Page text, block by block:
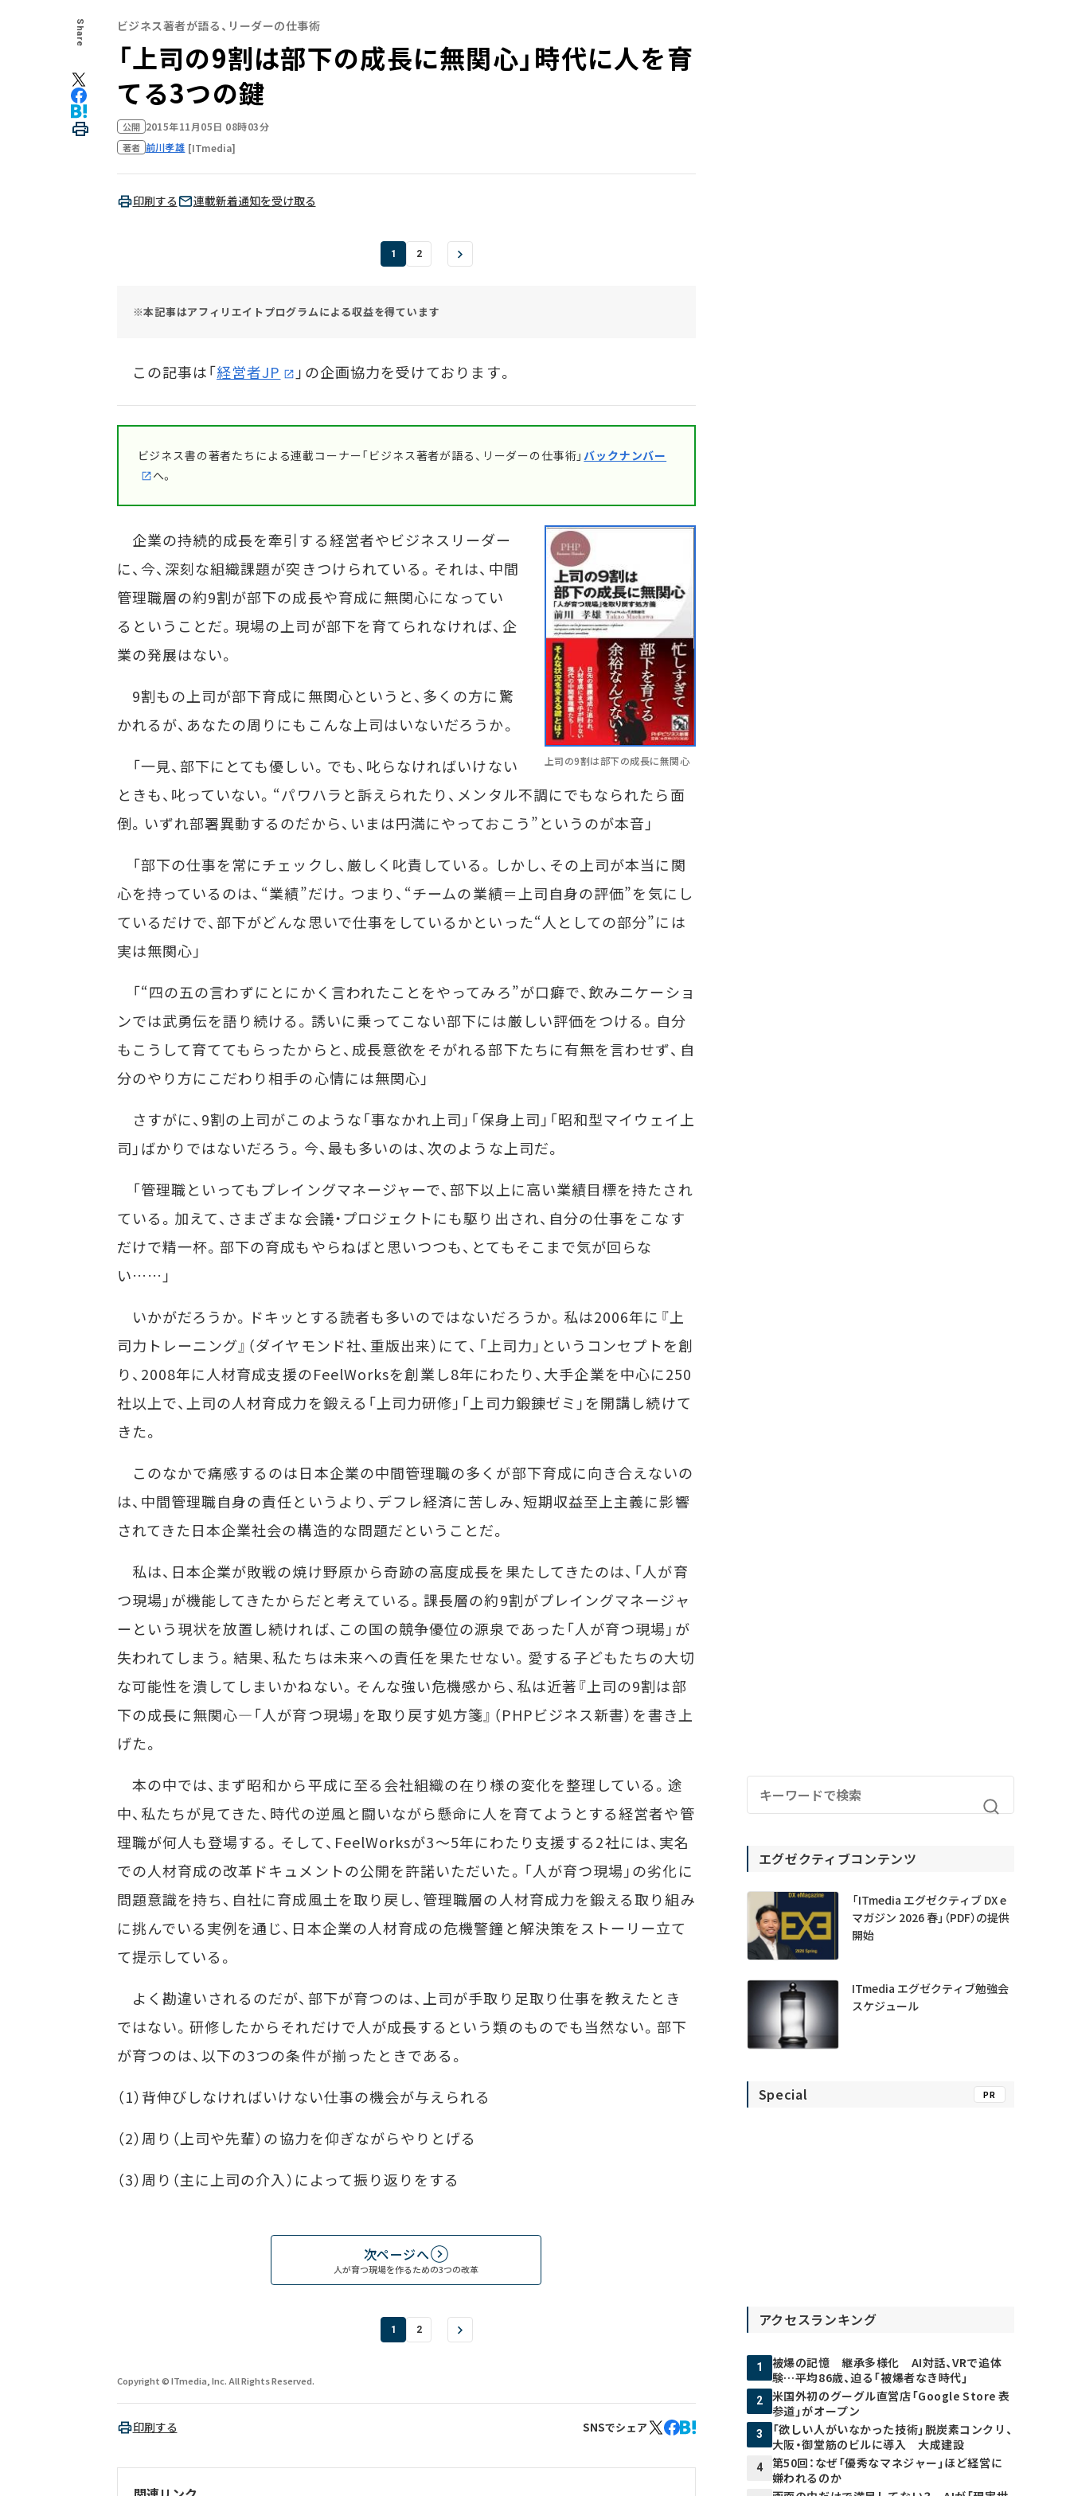
Share ビジネス著者が語る、リーダーの仕事術
「上司の9割は部下の成長に無関心」時代に人を育
てる3つの鍵
公開 2015年11月05日 08時03分
著者 前川孝雄 [ITmedia]
印刷する 連載新着通知を受け取る
1 2
※本記事はアフィリエイトプログラムによる収益を得ています
この記事は「経営者JP 」の企画協力を受けております。
ビジネス書の著者たちによる連載コーナー「ビジネス著者が語る、リーダーの仕事術」バックナンバー
へ。
上司の9割は部下の成長に無関心
企業の持続的成長を牽引する経営者やビジネスリーダー
に、今、深刻な組織課題が突きつけられている。それは、中間
管理職層の約9割が部下の成長や育成に無関心になってい
るということだ。現場の上司が部下を育てられなければ、企
業の発展はない。
9割もの上司が部下育成に無関心というと、多くの方に驚
かれるが、あなたの周りにもこんな上司はいないだろうか。
「一見、部下にとても優しい。でも、叱らなければいけない
ときも、叱っていない。“パワハラと訴えられたり、メンタル不調にでもなられたら面
倒。いずれ部署異動するのだから、いまは円満にやっておこう”というのが本音」
「部下の仕事を常にチェックし、厳しく叱責している。しかし、その上司が本当に関
心を持っているのは、“業績”だけ。つまり、“チームの業績＝上司自身の評価”を気にし
ているだけで、部下がどんな思いで仕事をしているかといった“人としての部分”には
実は無関心」
「“四の五の言わずにとにかく言われたことをやってみろ”が口癖で、飲みニケーショ
ンでは武勇伝を語り続ける。誘いに乗ってこない部下には厳しい評価をつける。自分
もこうして育ててもらったからと、成長意欲をそがれる部下たちに有無を言わせず、自
分のやり方にこだわり相手の心情には無関心」
さすがに、9割の上司がこのような「事なかれ上司」「保身上司」「昭和型マイウェイ上
司」ばかりではないだろう。今、最も多いのは、次のような上司だ。
「管理職といってもプレイングマネージャーで、部下以上に高い業績目標を持たされ
ている。加えて、さまざまな会議・プロジェクトにも駆り出され、自分の仕事をこなす
だけで精一杯。部下の育成もやらねばと思いつつも、とてもそこまで気が回らな
い……」
いかがだろうか。ドキッとする読者も多いのではないだろうか。私は2006年に『上
司力トレーニング』（ダイヤモンド社、重版出来）にて、「上司力」というコンセプトを創
り、2008年に人材育成支援のFeelWorksを創業し8年にわたり、大手企業を中心に250
社以上で、上司の人材育成力を鍛える「上司力研修」「上司力鍛錬ゼミ」を開講し続けて
きた。
このなかで痛感するのは日本企業の中間管理職の多くが部下育成に向き合えないの
は、中間管理職自身の責任というより、デフレ経済に苦しみ、短期収益至上主義に影響
されてきた日本企業社会の構造的な問題だということだ。
私は、日本企業が敗戦の焼け野原から奇跡の高度成長を果たしてきたのは、「人が育
つ現場」が機能してきたからだと考えている。課長層の約9割がプレイングマネージャ
ーという現状を放置し続ければ、この国の競争優位の源泉であった「人が育つ現場」が
失われてしまう。結果、私たちは未来への責任を果たせない。愛する子どもたちの大切
な可能性を潰してしまいかねない。そんな強い危機感から、私は近著『上司の9割は部
下の成長に無関心―「人が育つ現場」を取り戻す処方箋』（PHPビジネス新書）を書き上
げた。
本の中では、まず昭和から平成に至る会社組織の在り様の変化を整理している。途
中、私たちが見てきた、時代の逆風と闘いながら懸命に人を育てようとする経営者や管
理職が何人も登場する。そして、FeelWorksが3～5年にわたり支援する2社には、実名
での人材育成の改革ドキュメントの公開を許諾いただいた。「人が育つ現場」の劣化に
問題意識を持ち、自社に育成風土を取り戻し、管理職層の人材育成力を鍛える取り組み
に挑んでいる実例を通じ、日本企業の人材育成の危機警鐘と解決策をストーリー立て
て提示している。
よく勘違いされるのだが、部下が育つのは、上司が手取り足取り仕事を教えたとき
ではない。研修したからそれだけで人が成長するという類のものでも当然ない。部下
が育つのは、以下の3つの条件が揃ったときである。
（1）背伸びしなければいけない仕事の機会が与えられる
（2）周り（上司や先輩）の協力を仰ぎながらやりとげる
（3）周り（主に上司の介入）によって振り返りをする
次ページへ
人が育つ現場を作るための3つの改革
1 2
Copyright © ITmedia, Inc. All Rights Reserved.
印刷する SNSでシェア
エグゼクティブコンテンツ
「ITmedia エグゼクティブ DX e
マガジン 2026 春」（PDF）の提供
開始
ITmedia エグゼクティブ勉強会
スケジュール
Special PR
アクセスランキング
1
被爆の記憶 継承多様化 AI対話、VRで追体
験…平均86歳、迫る「被爆者なき時代」
2
米国外初のグーグル直営店「Google Store 表
参道」がオープン
3
「欲しい人がいなかった技術」脱炭素コンクリ、
大阪・御堂筋のビルに導入 大成建設
4
第50回：なぜ「優秀なマネジャー」ほど経営に
嫌われるのか